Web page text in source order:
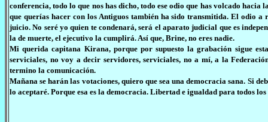
conferencia, todo lo que nos has dicho, todo ese odio que has volcado
que querías hacer con los Antiguos también ha sido transmitida. El odio
juicio. No seré yo quien te condenará, será el aparato judicial que es
la de muerte, el ejecutivo la cumplirá. Así que, Brine, no eres nadie.
Mi querida capitana Kirana, porque por supuesto la grabación sigue
serviciales, no voy a decir servidores, serviciales, no a mí, a la
termino la comunicación.
Mañana se harán las votaciones, quiero que sea una democracia sana. Si
lo aceptaré. Porque esa es la democracia. Libertad e igualdad para todos